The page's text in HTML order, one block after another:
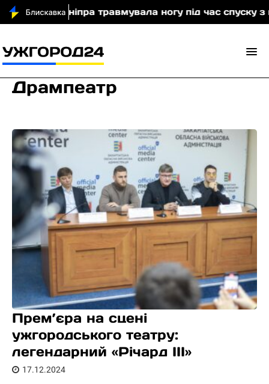
з Дніпра травмувала ногу під час спуску з
Дрампеатр
Прем’єра на сцені
ужгородського театру:
легендарний «Річард ІІІ»
17.12.2024